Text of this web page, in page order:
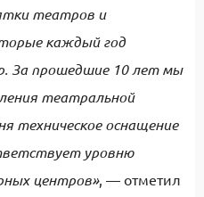
театров и
каждый год
За прошедшие 10 лет мы
театральной
техническое оснащение
уровню
центров», — отметил